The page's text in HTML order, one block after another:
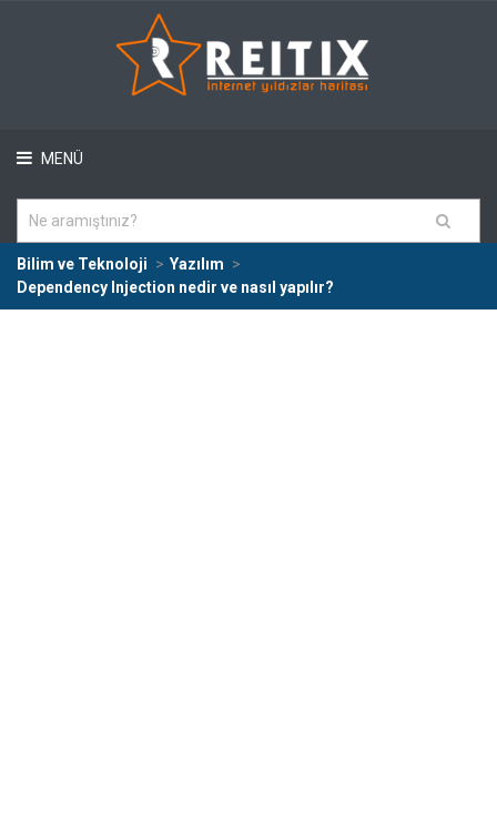
MENÜ
Bilim ve Teknoloji
Yazılım
Dependency Injection nedir ve nasıl yapılır?